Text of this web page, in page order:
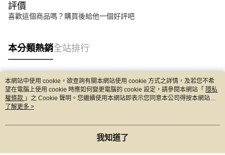
評價
喜歡這個商品嗎？購買後給他一個好評吧
本分類熱銷全站排行
熱門標籤
本網站中使用 cookie，欲查詢有關本網站使用 cookie 方式之詳情，及若您不希
望在電腦上使用 cookie 時應如何變更電腦的 cookie 設定，請參閱本網站「 隱私
權條款 」之 Cookie 聲明。您繼續使用本網站即表示您同意本公司得按本網站使
用條款之 Cookie 聲明使用 cookie。
了解更多 >
我知道了